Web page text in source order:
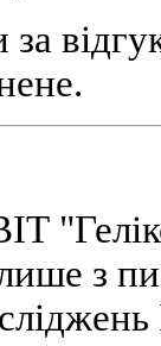
за
з